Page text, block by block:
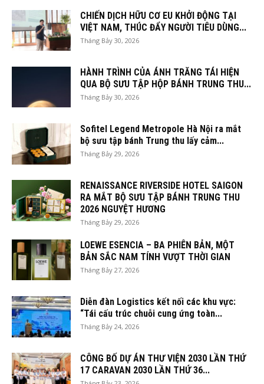
CHIẾN DỊCH HỮU CƠ EU KHỞI ĐỘNG TẠI
VIỆT NAM, THÚC ĐẨY NGƯỜI TIÊU DÙNG...
Tháng Bảy 30, 2026
HÀNH TRÌNH CỦA ÁNH TRĂNG TÁI HIỆN
QUA BỘ SƯU TẬP HỘP BÁNH TRUNG THU...
Tháng Bảy 30, 2026
Sofitel Legend Metropole Hà Nội ra mắt
bộ sưu tập bánh Trung thu lấy cảm...
Tháng Bảy 29, 2026
RENAISSANCE RIVERSIDE HOTEL SAIGON
RA MẮT BỘ SƯU TẬP BÁNH TRUNG THU
2026 NGUYỆT HƯƠNG
Tháng Bảy 29, 2026
LOEWE ESENCIA – BA PHIÊN BẢN, MỘT
BẢN SẮC NAM TÍNH VƯỢT THỜI GIAN
Tháng Bảy 27, 2026
Diễn đàn Logistics kết nối các khu vực:
“Tái cấu trúc chuỗi cung ứng toàn...
Tháng Bảy 24, 2026
CÔNG BỐ DỰ ÁN THƯ VIỆN 2030 LẦN THỨ
17 CARAVAN 2030 LẦN THỨ 36...